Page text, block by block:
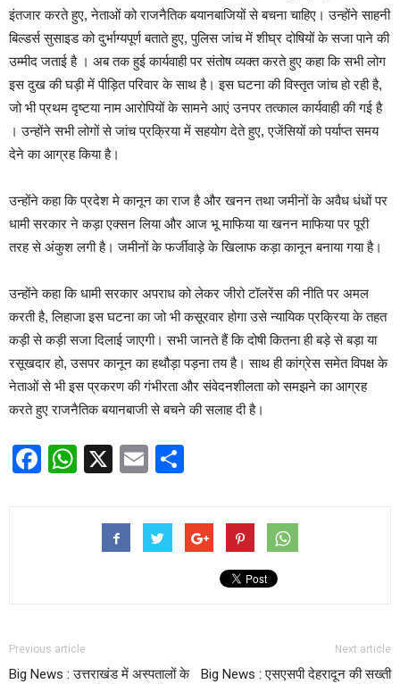
इंतजार करते हुए, नेताओं को राजनैतिक बयानबाजियों से बचना चाहिए। उन्होंने साहनी
बिल्डर्स सुसाइड को दुर्भाग्यपूर्ण बताते हुए, पुलिस जांच में शीघ्र दोषियों के सजा पाने की
उम्मीद जताई है । अब तक हुई कार्यवाही पर संतोष व्यक्त करते हुए कहा कि सभी लोग
इस दुख की घड़ी में पीड़ित परिवार के साथ है। इस घटना की विस्तृत जांच हो रही है,
जो भी प्रथम दृष्टया नाम आरोपियों के सामने आएं उनपर तत्काल कार्यवाही की गई है
। उन्होंने सभी लोगों से जांच प्रक्रिया में सहयोग देते हुए, एजेंसियों को पर्याप्त समय
देने का आग्रह किया है।
उन्होंने कहा कि प्रदेश मे कानून का राज है और खनन तथा जमीनों के अवैध धंधों पर
धामी सरकार ने कड़ा एक्सन लिया और आज भू माफिया या खनन माफिया पर पूरी
तरह से अंकुश लगी है। जमीनों के फर्जीवाड़े के खिलाफ कड़ा कानून बनाया गया है।
उन्होंने कहा कि धामी सरकार अपराध को लेकर जीरो टॉलरेंस की नीति पर अमल
करती है, लिहाजा इस घटना का जो भी कसूरवार होगा उसे न्यायिक प्रक्रिया के तहत
कड़ी से कड़ी सजा दिलाई जाएगी। सभी जानते हैं कि दोषी कितना ही बड़े से बड़ा या
रसूखदार हो, उसपर कानून का हथौड़ा पड़ना तय है। साथ ही कांग्रेस समेत विपक्ष के
नेताओं से भी इस प्रकरण की गंभीरता और संवेदनशीलता को समझने का आग्रह
करते हुए राजनैतिक बयानबाजी से बचने की सलाह दी है।
Facebook
WhatsApp
X Email
Previous article
Big News : उत्तराखंड में अस्पतालों के
Next article
Big News : एसएसपी देहरादून की सख्ती